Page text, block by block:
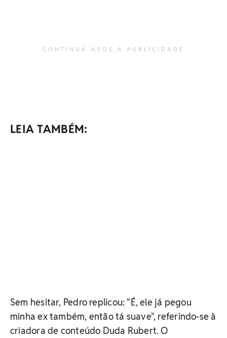
CONTINUA APÓS A PUBLICIDADE
LEIA TAMBÉM:
Sem hesitar, Pedro replicou: "É, ele já pegou
minha ex também, então tá suave", referindo-se à
criadora de conteúdo Duda Rubert. O